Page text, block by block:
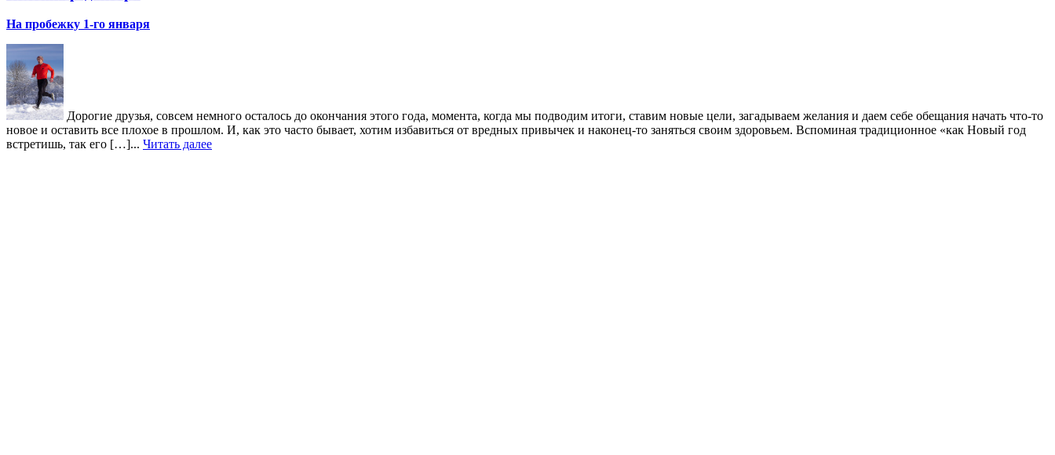
На пробежку 1-го января
Дорогие друзья, совсем немного осталось до окончания этого года, момента, когда мы подводим итоги, ставим новые цели, загадываем желания и даем себе обещания начать что-то
новое и оставить все плохое в прошлом. И, как это часто бывает, хотим избавиться от вредных привычек и наконец-то заняться своим здоровьем. Вспоминая традиционное «как Новый год
встретишь, так его […]... Читать далее